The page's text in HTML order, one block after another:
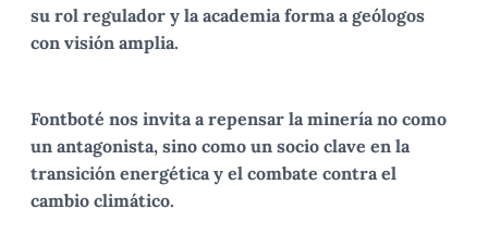
su rol regulador y la academia forma a geólogos
con visión amplia.
Fontboté nos invita a repensar la minería no como
un antagonista, sino como un socio clave en la
transición energética y el combate contra el
cambio climático.